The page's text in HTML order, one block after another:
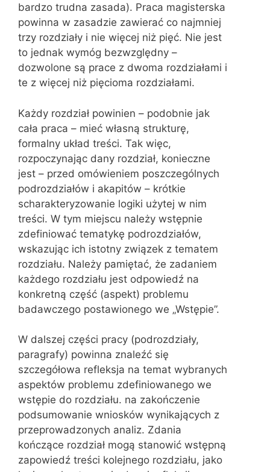
bardzo trudna zasada). Praca magisterska
powinna w zasadzie zawierać co najmniej
trzy rozdziały i nie więcej niż pięć. Nie jest
to jednak wymóg bezwzględny –
dozwolone są prace z dwoma rozdziałami i
te z więcej niż pięcioma rozdziałami.
Każdy rozdział powinien – podobnie jak
cała praca – mieć własną strukturę,
formalny układ treści. Tak więc,
rozpoczynając dany rozdział, konieczne
jest – przed omówieniem poszczególnych
podrozdziałów i akapitów – krótkie
scharakteryzowanie logiki użytej w nim
treści. W tym miejscu należy wstępnie
zdefiniować tematykę podrozdziałów,
wskazując ich istotny związek z tematem
rozdziału. Należy pamiętać, że zadaniem
każdego rozdziału jest odpowiedź na
konkretną część (aspekt) problemu
badawczego postawionego we „Wstępie”.
W dalszej części pracy (podrozdziały,
paragrafy) powinna znaleźć się
szczegółowa refleksja na temat wybranych
aspektów problemu zdefiniowanego we
wstępie do rozdziału. na zakończenie
podsumowanie wniosków wynikających z
przeprowadzonych analiz. Zdania
kończące rozdział mogą stanowić wstępną
zapowiedź treści kolejnego rozdziału, jako